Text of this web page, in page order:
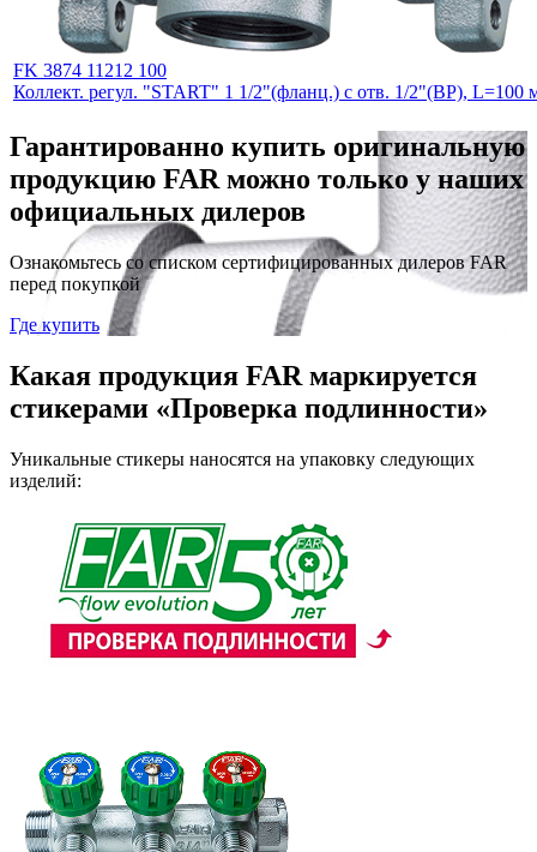
FK 3874 11212 100
Коллект. регул. "START" 1 1/2"(фланц.) с отв. 1/2"(ВР), L=100
Гарантированно купить оригинальную
продукцию FAR можно только у наших
официальных дилеров
Ознакомьтесь со списком сертифицированных дилеров FAR
перед покупкой
Где купить
Какая продукция FAR маркируется
стикерами «Проверка подлинности»
Уникальные стикеры наносятся на упаковку следующих
изделий: